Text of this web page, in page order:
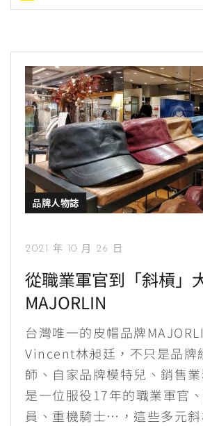
品牌人物誌
2021 年 10 月 26 日
從職業軍官到「斜槓」
MAJORLIN
台灣唯一的皮帽品牌
Vincent林昶廷，不只是品牌
師、自家品牌模特兒、銷售
是一位服役17年的職業軍官
員、重機騎士…，這些多元